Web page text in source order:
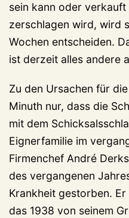
sein kann oder
zerschlagen wird, wird
Wochen entscheiden.
ist derzeit alles andere
Zu den Ursachen für
Minuth nur, dass die
mit dem
Eignerfamilie im
Firmenchef André
des vergangenen
Krankheit gestorben.
das 1938 von seinem